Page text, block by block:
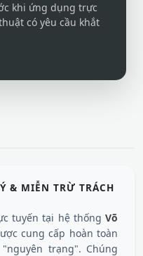
khi ứng dụng trực
có yêu cầu khắt
& MIỄN TRỪ TRÁCH
tuyến tại hệ thống Võ
cung cấp hoàn toàn
trạng". Chúng